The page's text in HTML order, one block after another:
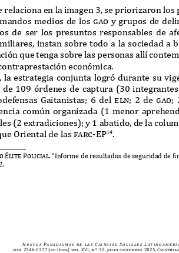
relaciona en la imagen 3,se priorizaron los
medios de losgao y grupos de
de ser los presuntos responsables de
, instan sobre todo a la sociedad a
que tenga sobre las personas allí
económica.
la estrategia conjunta logró durante su
de 109 órdenes de captura (30
Gaitanistas; 6deleln; 2degao;
común organizada (1 menor
(2 extradiciones);y 1 abatido, de la
ue Oriental de lasfarc-EP14.
Élite Policial. “Informe de resultados de seguridad de f
N u e v o s Pa r a d i g m a s d e l a s C i e n c i a s S o c i a l e s L at i n o a m e r i
issn 2346-0377(en línea) vol. XVI, n.º 32, julio-diciembre 2025,